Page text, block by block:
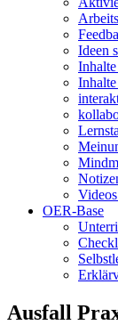
Ideen
OER-Base
Ausfall